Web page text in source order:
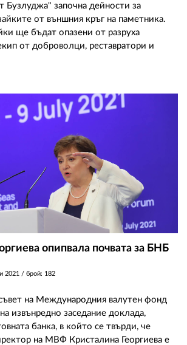
Бузлуджа" започна дейности за
от външния кръг на паметника.
ще бъдат опазени от разруха
от доброволци, реставратори и
опипвала почвата за БНБ
2021 / брой: 182
на Международния валутен фонд
извънредно заседание доклада,
банка, в който се твърди, че
на МВФ Кристалина Георгиева е